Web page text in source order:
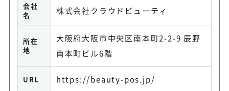
会社
名
株式会社クラウドビューティ
所在
地
大阪府大阪市中央区南本町2-2-9 辰野
南本町ビル6階
URL https://beauty-pos.jp/